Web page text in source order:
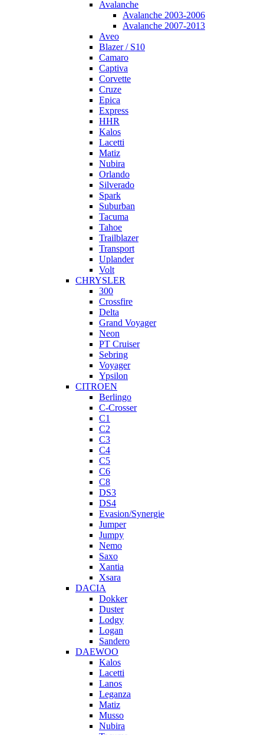
Avalanche
Avalanche 2003-2006
Avalanche 2007-2013
Aveo
Blazer / S10
Camaro
Captiva
Corvette
Cruze
Epica
Express
HHR
Kalos
Lacetti
Matiz
Nubira
Orlando
Silverado
Spark
Suburban
Tacuma
Tahoe
Trailblazer
Transport
Uplander
Volt
CHRYSLER
300
Crossfire
Delta
Grand Voyager
Neon
PT Cruiser
Sebring
Voyager
Ypsilon
CITROEN
Berlingo
C-Crosser
C1
C2
C3
C4
C5
C6
C8
DS3
DS4
Evasion/Synergie
Jumper
Jumpy
Nemo
Saxo
Xantia
Xsara
DACIA
Dokker
Duster
Lodgy
Logan
Sandero
DAEWOO
Kalos
Lacetti
Lanos
Leganza
Matiz
Musso
Nubira